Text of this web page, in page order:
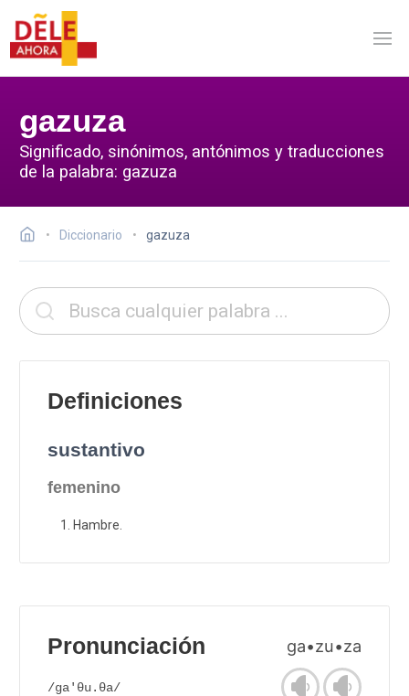
gazuza
Significado, sinónimos, antónimos y traducciones
de la palabra: gazuza
Diccionario gazuza
Definiciones
sustantivo
femenino
Hambre.
Pronunciación ga•zu•za
/ga'θu.θa/